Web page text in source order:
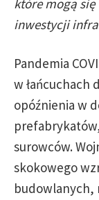
które mogą
inwestycji
Pandemia
w łańcuchach
opóźnienia w
surowców.
skokowego
budowlanych,